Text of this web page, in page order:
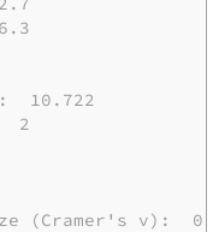
10.722
2
(Cramer's v):